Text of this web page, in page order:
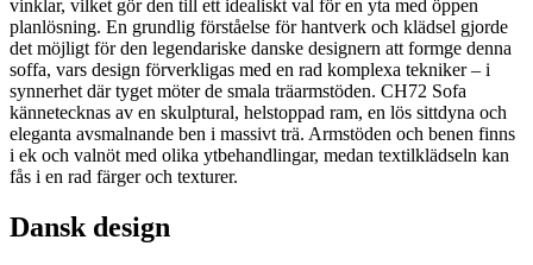
vinklar, vilket gör den till ett idealiskt val för en yta med öppen
planlösning. En grundlig förståelse för hantverk och klädsel gjorde
det möjligt för den legendariske danske designern att formge denna
soffa, vars design förverkligas med en rad komplexa tekniker – i
synnerhet där tyget möter de smala träarmstöden. CH72 Sofa
kännetecknas av en skulptural, helstoppad ram, en lös sittdyna och
eleganta avsmalnande ben i massivt trä. Armstöden och benen finns
i ek och valnöt med olika ytbehandlingar, medan textilklädseln kan
fås i en rad färger och texturer.
Dansk design